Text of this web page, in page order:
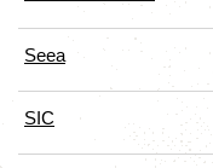
Seea
SIC